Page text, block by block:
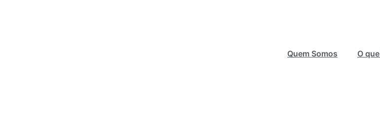
Quem Somos O